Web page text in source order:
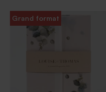
Grand format